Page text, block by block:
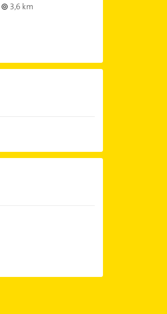
3,6 km